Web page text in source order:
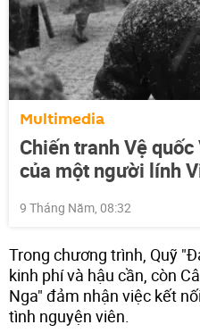
Multimedia
Chiến tranh Vệ
của một người lính
9 Tháng Năm, 08:32
Trong chương trình, Quỹ
kinh phí và hậu cần, còn
Nga" đảm nhận việc kết
tình nguyện viên.